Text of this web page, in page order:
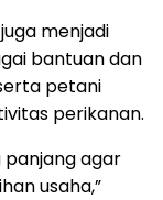
menjadi
bantuan dan
petani
perikanan.
panjang agar
usaha,”